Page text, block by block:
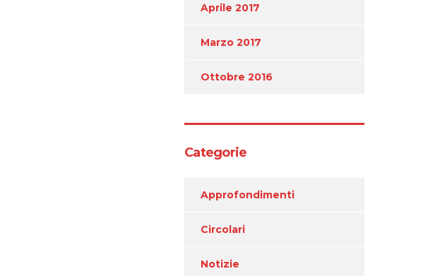
Aprile 2017
Marzo 2017
Ottobre 2016
Categorie
Approfondimenti
Circolari
Notizie